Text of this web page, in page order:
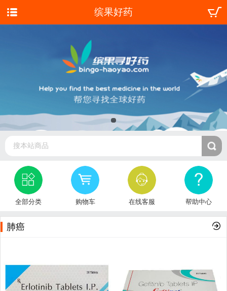
缤果好药
搜本站商品
全部分类 购物车 在线客服 帮助中心
肺癌